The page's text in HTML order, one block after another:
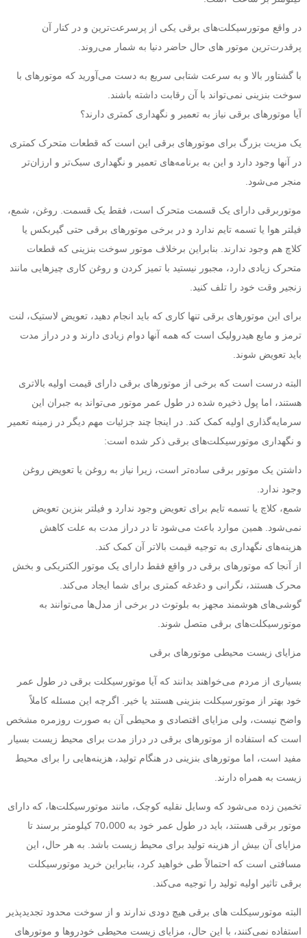
در واقع موتورسیکلت‌های برقی یکی از پرسرعت‌ترین و در کنار آن
پرقدرت‌ترین موتور های حال حاضر دنیا به شمار می‌روند.
با گشتاور بالا و به سرعت شتابی سریع به دست می‌آورید که موتورهای با
سوخت بنزینی نمی‌تواند با آن رقابت داشته باشند.
آيا موتورهای برقی نیاز به تعمیر و نگهداری کمتری دارند؟
یک مزیت بزرگ برای موتورهای برقی این است که قطعات متحرک کمتری
در آنها وجود دارد و این به برنامه‌های تعمیر و نگهداری سبک‌تر و ارزان‌تر
منجر می‌شود.
موتوربرقی دارای یک قسمت متحرک است، فقط یک قسمت. روغن، شمع،
فیلتر هوا یا تسمه تایم ندارد و در برخی موتورهای برقی حتی گیربکس یا
کلاچ هم وجود ندارند. بنابراین برخلاف موتور سوخت بنزینی که قطعات
متحرک زیادی دارد، مجبور نیستید با تمیز کردن و روغن کاری چیزهایی مانند
زنجیر وقت خود را تلف کنید.
برای این موتورهای برقی تنها کاری که باید انجام دهید، تعویض لاستیک، لنت
ترمز و مایع هیدرولیک است که همه آنها دوام زیادی دارند و در دراز مدت
باید تعویض شوند.
البته درست است که برخی از موتورهای برقی دارای قیمت اولیه بالاتری
هستند، اما پول ذخیره شده در طول عمر موتور می‌تواند به جبران این
سرمایه‌گذاری اولیه کمک کند. در اینجا چند جزئیات مهم دیگر در زمینه تعمیر
و نگهداری موتورسیکلت‌های برقی ذکر شده است:
داشتن یک موتور برقی ساده‌تر است، زیرا نیاز به روغن یا تعویض روغن
وجود ندارد.
شمع، کلاچ یا تسمه تایم برای تعویض وجود ندارد و فیلتر بنزین تعویض
نمی‌شود. همین موارد باعث می‌شود تا در دراز مدت به علت کاهش
هزینه‌های نگهداری به توجیه قیمت بالاتر آن کمک کند.
از آنجا که موتورهای برقی در واقع فقط دارای یک موتور الکتریکی و بخش
محرک هستند، نگرانی و دغدغه کمتری برای شما ایجاد می‌کند.
گوشی‌های هوشمند مجهز به بلوتوث در برخی از مدل‌ها می‌توانند به
موتورسیکلت‌های برقی متصل شوند.
مزایای زیست محیطی موتورهای برقی
بسیاری از مردم می‌خواهند بدانند که آیا موتورسیکلت برقی در طول عمر
خود بهتر از موتورسیکلت بنزینی هستند یا خیر. اگرچه این مسئله کاملاً
واضح نیست، ولی مزایای اقتصادی و محیطی آن به صورت روزمره مشخص
است که استفاده از موتورهای برقی در دراز مدت برای محیط زیست بسیار
مفید است، اما موتورهای بنزینی در هنگام تولید، هزینه‌هایی را برای محیط
زیست به همراه دارند.
تخمین زده می‌شود که وسایل نقلیه کوچک، مانند موتورسیکلت‌ها، که دارای
موتور برقی هستند، باید در طول عمر خود به 70،000 کیلومتر برسند تا
مزایای آن بیش از هزینه تولید برای محیط زیست باشد. به هر حال، این
مسافتی است که احتمالاً طی خواهید کرد، بنابراین خرید موتورسیکلت
برقی تاثیر اولیه تولید را توجیه می‌کند.
البته موتورسیکلت های برقی هیچ دودی ندارند و از سوخت محدود تجدیدپذیر
استفاده نمی‌کنند، با این حال، مزایای زیست محیطی خودروها و موتورهای